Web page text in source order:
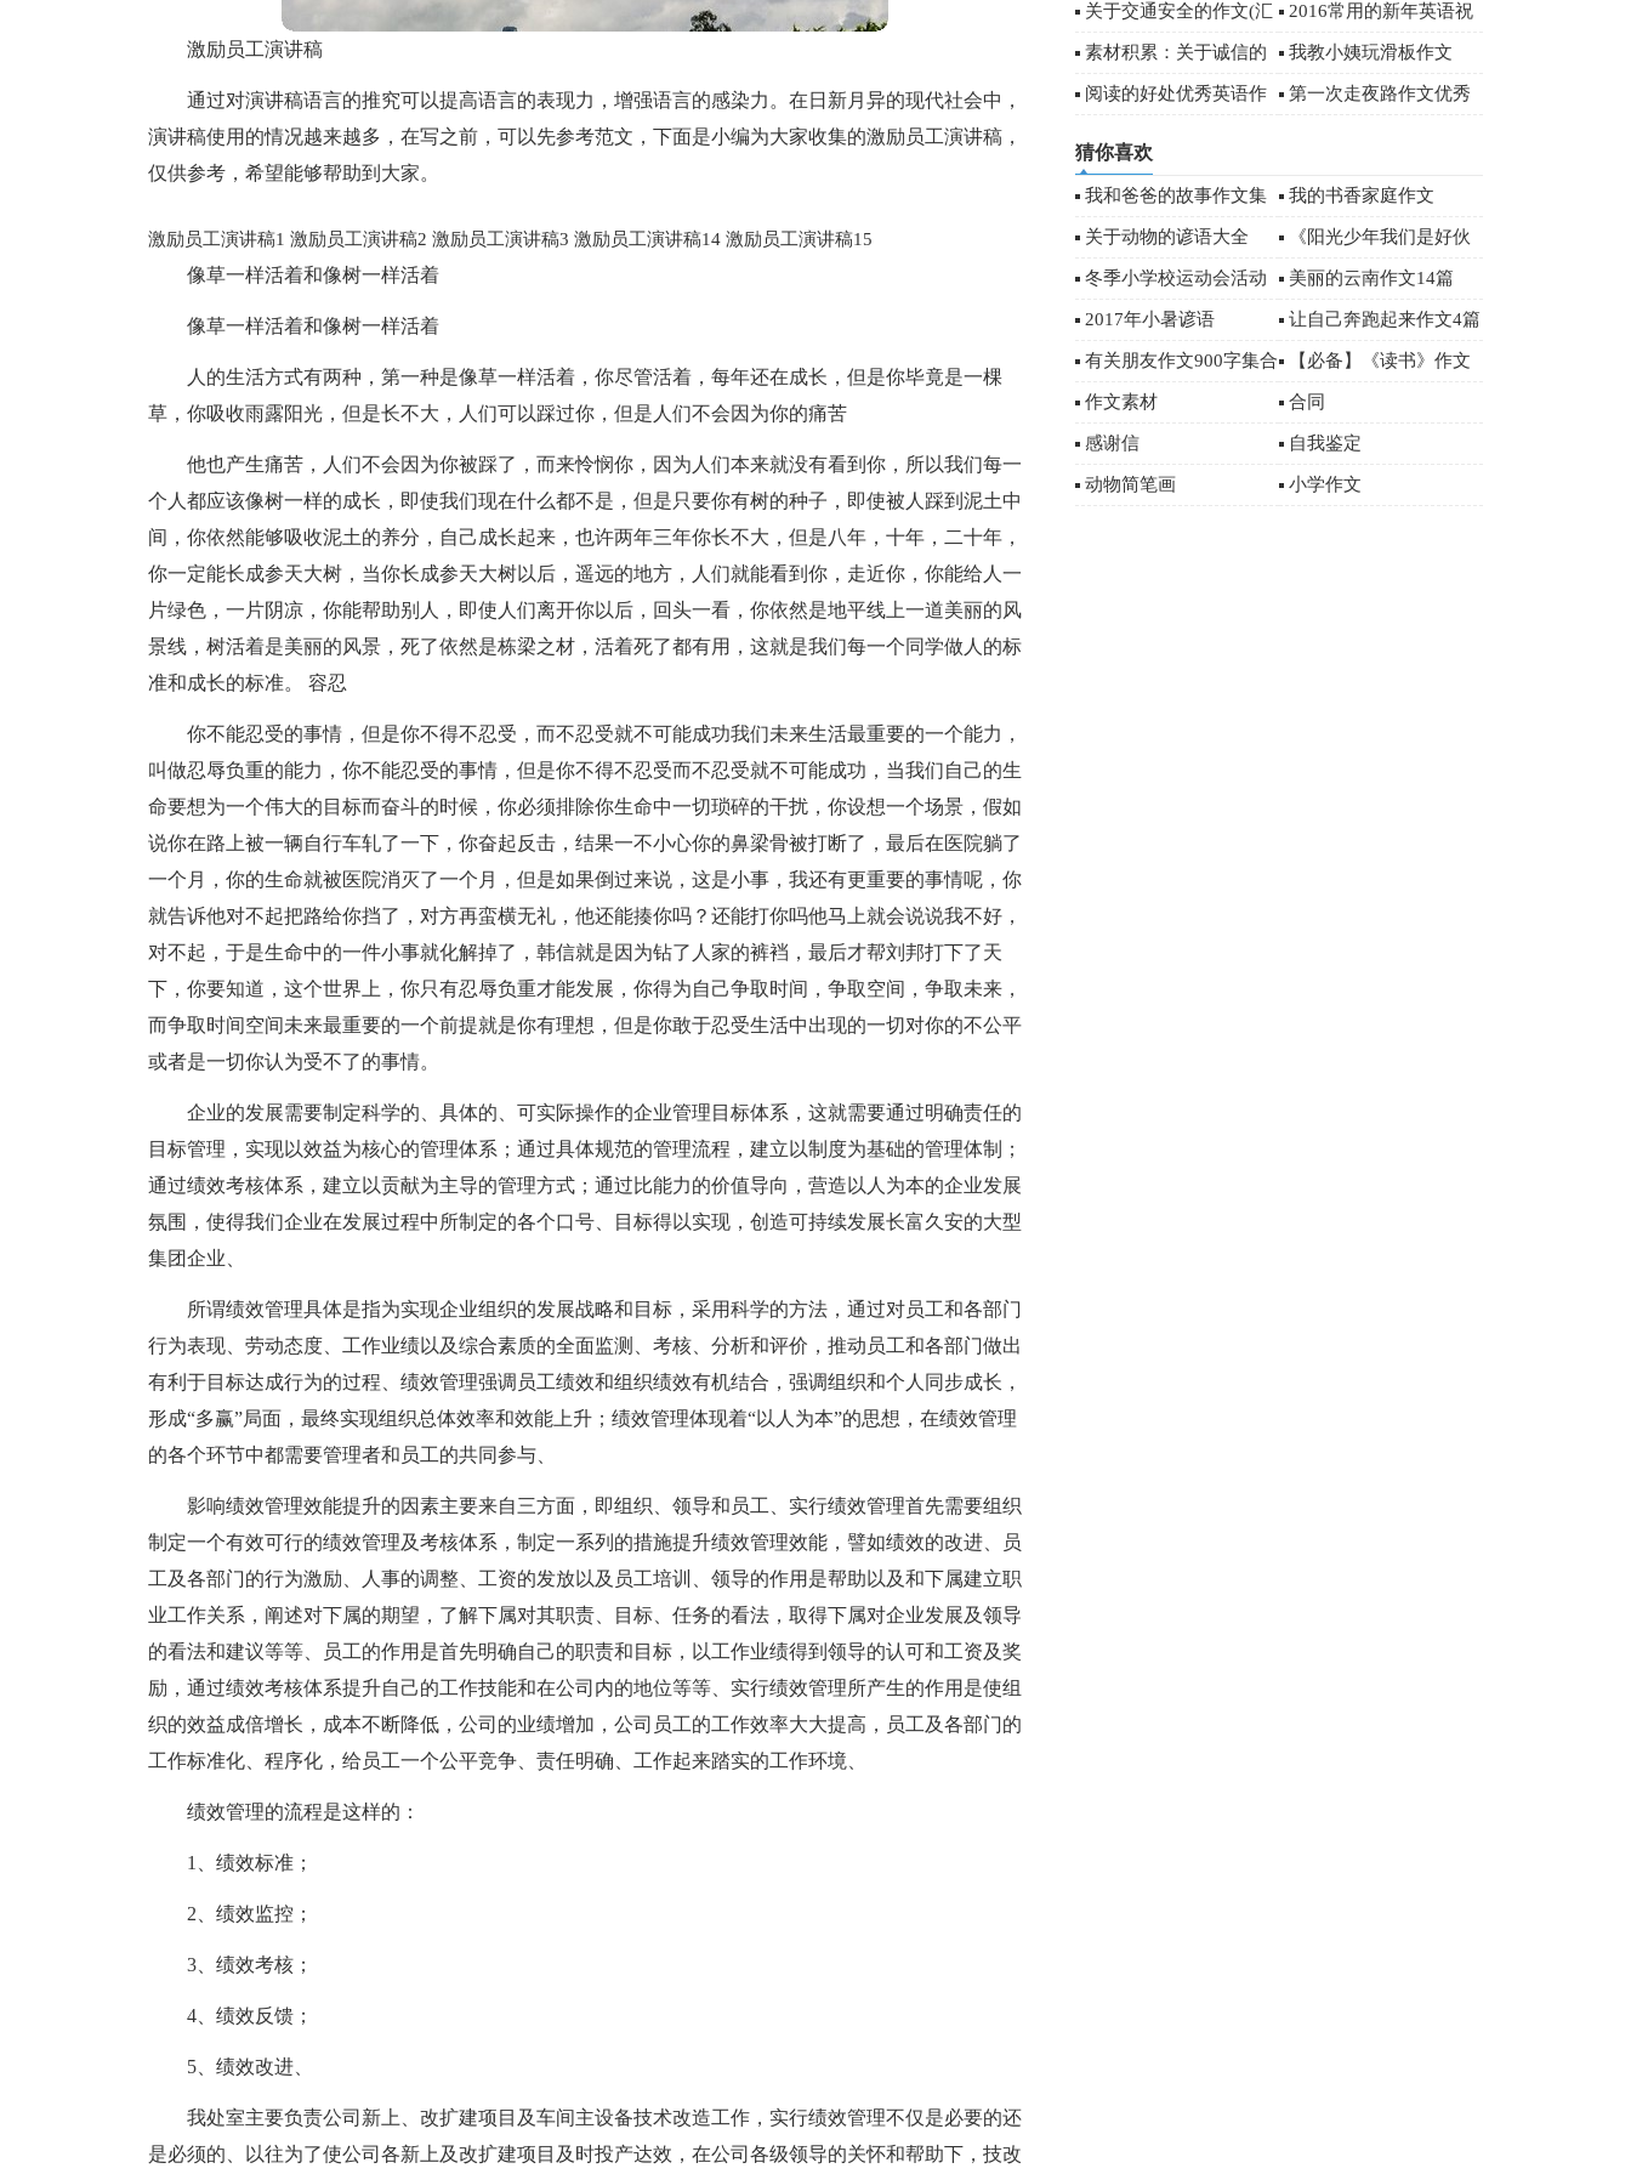
激励员工演讲稿
通过对演讲稿语言的推究可以提高语言的表现力，增强语言的感染力。在日新月异的现代社会中，
演讲稿使用的情况越来越多，在写之前，可以先参考范文，下面是小编为大家收集的激励员工演讲稿，
仅供参考，希望能够帮助到大家。
激励员工演讲稿1
像草一样活着和像树一样活着
像草一样活着和像树一样活着
人的生活方式有两种，第一种是像草一样活着，你尽管活着，每年还在成长，但是你毕竟是一棵
草，你吸收雨露阳光，但是长不大，人们可以踩过你，但是人们不会因为你的痛苦
他也产生痛苦，人们不会因为你被踩了，而来怜悯你，因为人们本来就没有看到你，所以我们每一
个人都应该像树一样的成长，即使我们现在什么都不是，但是只要你有树的种子，即使被人踩到泥土中
间，你依然能够吸收泥土的养分，自己成长起来，也许两年三年你长不大，但是八年，十年，二十年，
你一定能长成参天大树，当你长成参天大树以后，遥远的地方，人们就能看到你，走近你，你能给人一
片绿色，一片阴凉，你能帮助别人，即使人们离开你以后，回头一看，你依然是地平线上一道美丽的风
景线，树活着是美丽的风景，死了依然是栋梁之材，活着死了都有用，这就是我们每一个同学做人的标
准和成长的标准。 容忍
你不能忍受的事情，但是你不得不忍受，而不忍受就不可能成功我们未来生活最重要的一个能力，
叫做忍辱负重的能力，你不能忍受的事情，但是你不得不忍受而不忍受就不可能成功，当我们自己的生
命要想为一个伟大的目标而奋斗的时候，你必须排除你生命中一切琐碎的干扰，你设想一个场景，假如
说你在路上被一辆自行车轧了一下，你奋起反击，结果一不小心你的鼻梁骨被打断了，最后在医院躺了
一个月，你的生命就被医院消灭了一个月，但是如果倒过来说，这是小事，我还有更重要的事情呢，你
就告诉他对不起把路给你挡了，对方再蛮横无礼，他还能揍你吗？还能打你吗他马上就会说说我不好，
对不起，于是生命中的一件小事就化解掉了，韩信就是因为钻了人家的裤裆，最后才帮刘邦打下了天
下，你要知道，这个世界上，你只有忍辱负重才能发展，你得为自己争取时间，争取空间，争取未来，
而争取时间空间未来最重要的一个前提就是你有理想，但是你敢于忍受生活中出现的一切对你的不公平
或者是一切你认为受不了的事情。
激励员工演讲稿2
企业的发展需要制定科学的、具体的、可实际操作的企业管理目标体系，这就需要通过明确责任的
目标管理，实现以效益为核心的管理体系；通过具体规范的管理流程，建立以制度为基础的管理体制；
通过绩效考核体系，建立以贡献为主导的管理方式；通过比能力的价值导向，营造以人为本的企业发展
氛围，使得我们企业在发展过程中所制定的各个口号、目标得以实现，创造可持续发展长富久安的大型
集团企业、
所谓绩效管理具体是指为实现企业组织的发展战略和目标，采用科学的方法，通过对员工和各部门
行为表现、劳动态度、工作业绩以及综合素质的全面监测、考核、分析和评价，推动员工和各部门做出
有利于目标达成行为的过程、绩效管理强调员工绩效和组织绩效有机结合，强调组织和个人同步成长，
形成“多赢”局面，最终实现组织总体效率和效能上升；绩效管理体现着“以人为本”的思想，在绩效管理
的各个环节中都需要管理者和员工的共同参与、
影响绩效管理效能提升的因素主要来自三方面，即组织、领导和员工、实行绩效管理首先需要组织
制定一个有效可行的绩效管理及考核体系，制定一系列的措施提升绩效管理效能，譬如绩效的改进、员
工及各部门的行为激励、人事的调整、工资的发放以及员工培训、领导的作用是帮助以及和下属建立职
业工作关系，阐述对下属的期望，了解下属对其职责、目标、任务的看法，取得下属对企业发展及领导
的看法和建议等等、员工的作用是首先明确自己的职责和目标，以工作业绩得到领导的认可和工资及奖
励，通过绩效考核体系提升自己的工作技能和在公司内的地位等等、实行绩效管理所产生的作用是使组
织的效益成倍增长，成本不断降低，公司的业绩增加，公司员工的工作效率大大提高，员工及各部门的
工作标准化、程序化，给员工一个公平竞争、责任明确、工作起来踏实的工作环境、
绩效管理的流程是这样的：
1、绩效标准；
2、绩效监控；
3、绩效考核；
4、绩效反馈；
5、绩效改进、
我处室主要负责公司新上、改扩建项目及车间主设备技术改造工作，实行绩效管理不仅是必要的还
是必须的、以往为了使公司各新上及改扩建项目及时投产达效，在公司各级领导的关怀和帮助下，技改
激励员工演讲稿3 激励员工演讲稿14 激励员工演讲稿15
字关于交通安全的作文(汇
编15篇)
2016常用的新年英语祝
福语（附中文）
素材积累：关于诚信的
经典名言
我教小姨玩滑板作文
阅读的好处优秀英语作 第一次走夜路作文优秀
猜你喜欢
我和爸爸的故事作文集
锦15篇
我的书香家庭作文
关于动物的谚语大全 《阳光少年我们是好伙
伴》优秀作文
冬季小学校运动会活动
总结范文（通用5篇）
美丽的云南作文14篇
2017年小暑谚语 让自己奔跑起来作文4篇
有关朋友作文900字集合
五篇
【必备】《读书》作文
500字汇编五篇
作文素材 合同
感谢信 自我鉴定
动物简笔画 小学作文